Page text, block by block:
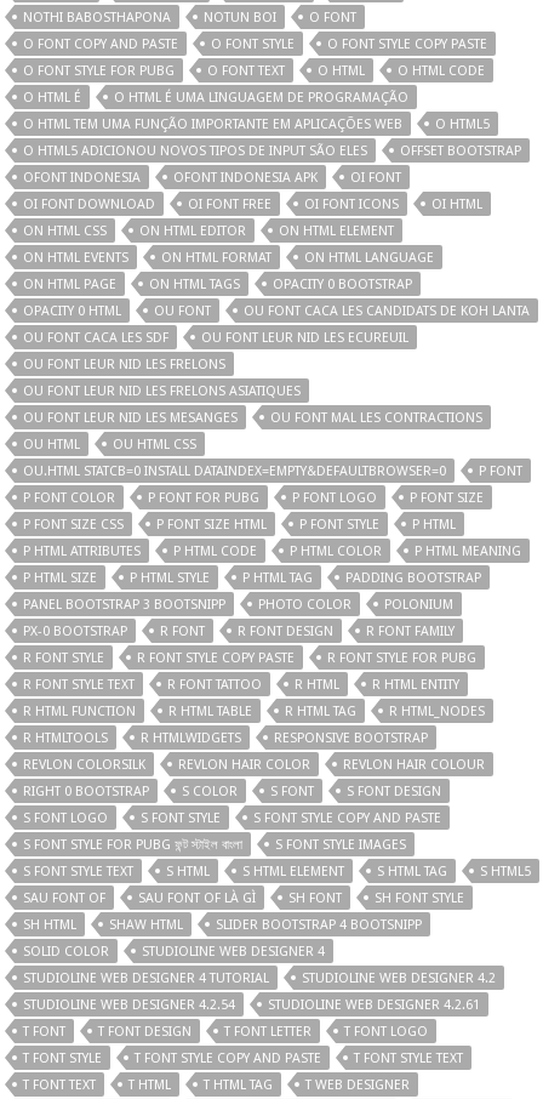
NOTHI BABOSTHAPONA
NOTUN BOI
O FONT
O FONT COPY AND PASTE
O FONT STYLE
O FONT STYLE COPY PASTE
O FONT STYLE FOR PUBG
O FONT TEXT O HTML
O HTML CODE
O HTML É
O HTML É UMA LINGUAGEM DE PROGRAMAÇÃO
O HTML TEM UMA FUNÇÃO IMPORTANTE EM APLICAÇÕES WEB
O HTML5
O HTML5 ADICIONOU NOVOS TIPOS DE INPUT SÃO ELES
OFFSET BOOTSTRAP
OFONT INDONESIA
OFONT INDONESIA APK
OI FONT
OI FONT DOWNLOAD
OI FONT FREE OI FONT ICONS
OI HTML
ON HTML CSS
ON HTML EDITOR
ON HTML ELEMENT
ON HTML EVENTS
ON HTML FORMAT
ON HTML LANGUAGE
ON HTML PAGE
ON HTML TAGS
OPACITY 0 BOOTSTRAP
OPACITY 0 HTML
OU FONT
OU FONT CACA LES CANDIDATS DE KOH LANTA
OU FONT CACA LES SDF
OU FONT LEUR NID LES ECUREUIL
OU FONT LEUR NID LES FRELONS
OU FONT LEUR NID LES FRELONS ASIATIQUES
OU FONT LEUR NID LES MESANGES
OU FONT MAL LES CONTRACTIONS
OU HTML
OU HTML CSS
OU.HTML STATCB=0 INSTALL DATAINDEX=EMPTY&DEFAULTBROWSER=0
P FONT
P FONT COLOR
P FONT FOR PUBG P FONT LOGO
P FONT SIZE
P FONT SIZE CSS
P FONT SIZE HTML P FONT STYLE
P HTML
P HTML ATTRIBUTES
P HTML CODE P HTML COLOR
P HTML MEANING
P HTML SIZE
P HTML STYLE P HTML TAG
PADDING BOOTSTRAP
PANEL BOOTSTRAP 3 BOOTSNIPP
PHOTO COLOR
POLONIUM
PX-0 BOOTSTRAP
R FONT R FONT DESIGN
R FONT FAMILY
R FONT STYLE
R FONT STYLE COPY PASTE
R FONT STYLE FOR PUBG
R FONT STYLE TEXT
R FONT TATTOO R HTML
R HTML ENTITY
R HTML FUNCTION
R HTML TABLE R HTML TAG
R HTML_NODES
R HTMLTOOLS
R HTMLWIDGETS
RESPONSIVE BOOTSTRAP
REVLON COLORSILK
REVLON HAIR COLOR
REVLON HAIR COLOUR
RIGHT 0 BOOTSTRAP
S COLOR S FONT
S FONT DESIGN
S FONT LOGO
S FONT STYLE
S FONT STYLE COPY AND PASTE
S FONT STYLE FOR PUBG ফন্ট স্টাইল বাংলা
S FONT STYLE IMAGES
S FONT STYLE TEXT
S HTML S HTML ELEMENT S HTML TAG
S HTML5
SAU FONT OF
SAU FONT OF LÀ GÌ SH FONT
SH FONT STYLE
SH HTML
SHAW HTML
SLIDER BOOTSTRAP 4 BOOTSNIPP
SOLID COLOR
STUDIOLINE WEB DESIGNER 4
STUDIOLINE WEB DESIGNER 4 TUTORIAL
STUDIOLINE WEB DESIGNER 4.2
STUDIOLINE WEB DESIGNER 4.2.54
STUDIOLINE WEB DESIGNER 4.2.61
T FONT
T FONT DESIGN T FONT LETTER
T FONT LOGO
T FONT STYLE
T FONT STYLE COPY AND PASTE
T FONT STYLE TEXT
T FONT TEXT
T HTML T HTML TAG
T WEB DESIGNER